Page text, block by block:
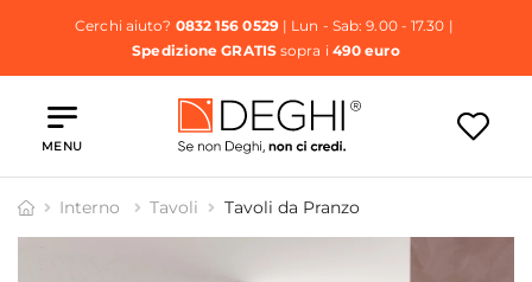
Cerchi aiuto? 0832 156 0529| Lun - Sab: 9.00 - 17.30 |
Spedizione GRATISsopra i 490 euro
MENU
Interno Tavoli Tavoli da Pranzo